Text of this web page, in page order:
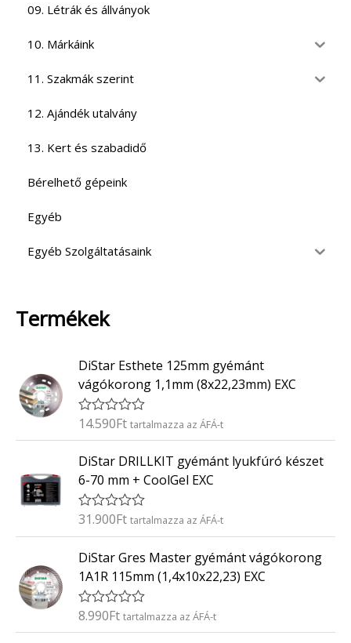
09. Létrák és állványok
10. Márkáink
11. Szakmák szerint
12. Ajándék utalvány
13. Kert és szabadidő
Bérelhető gépeink
Egyéb
Egyéb Szolgáltatásaink
Termékek
DiStar Esthete 125mm gyémánt
vágókorong 1,1mm (8x22,23mm) EXC
É
é
k
e
l
s
:
/
5
14.590Ft tartalmazza az ÁFÁ-t
DiStar DRILLKIT gyémánt lyukfúró készet
6-70 mm + CoolGel EXC
É
é
k
e
l
é
s
:
31.900Ft tartalmazza az ÁFÁ-t
DiStar Gres Master gyémánt vágókorong
1A1R 115mm (1,4x10x22,23) EXC
É
8.990Ft tartalmazza az ÁFÁ-t